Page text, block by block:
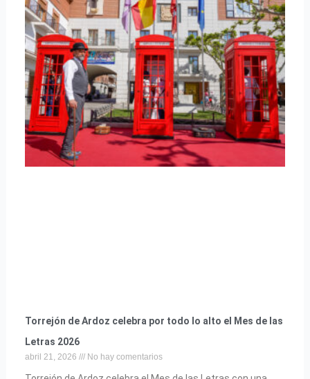
Torrejón de Ardoz celebra por todo lo alto el Mes de las
Letras 2026
abril 21, 2026 No hay comentarios